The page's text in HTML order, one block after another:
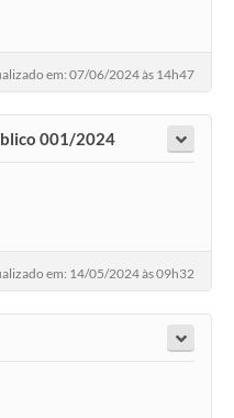
em: 07/06/2024 às 14h47
001/2024
em: 14/05/2024 às 09h32